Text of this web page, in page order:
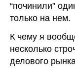
“починили”
только на нем.
К чему я
несколько
делового